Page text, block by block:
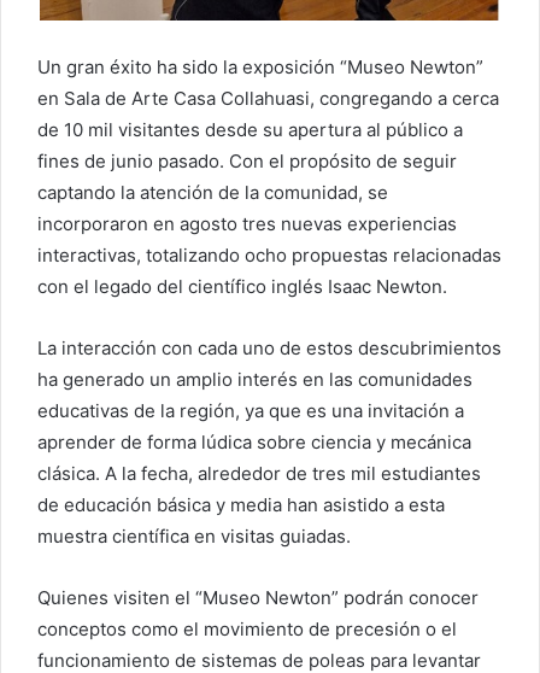
Un gran éxito ha sido la exposición “Museo Newton”
en Sala de Arte Casa Collahuasi, congregando a cerca
de 10 mil visitantes desde su apertura al público a
fines de junio pasado. Con el propósito de seguir
captando la atención de la comunidad, se
incorporaron en agosto tres nuevas experiencias
interactivas, totalizando ocho propuestas relacionadas
con el legado del científico inglés Isaac Newton.
La interacción con cada uno de estos descubrimientos
ha generado un amplio interés en las comunidades
educativas de la región, ya que es una invitación a
aprender de forma lúdica sobre ciencia y mecánica
clásica. A la fecha, alrededor de tres mil estudiantes
de educación básica y media han asistido a esta
muestra científica en visitas guiadas.
Quienes visiten el “Museo Newton” podrán conocer
conceptos como el movimiento de precesión o el
funcionamiento de sistemas de poleas para levantar